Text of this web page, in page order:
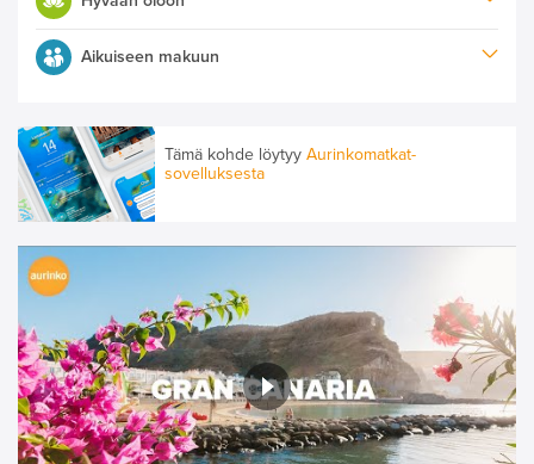
Aikuiseen makuun
Tämä kohde löytyy Aurinkomatkat-
sovelluksesta